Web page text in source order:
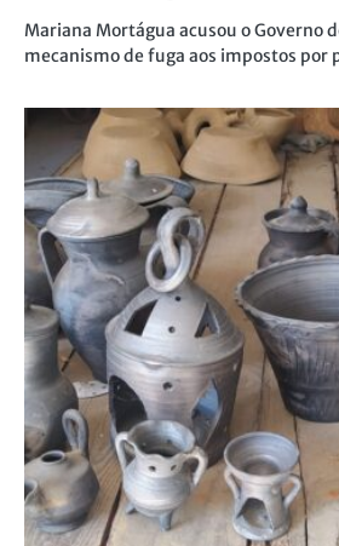
Mariana Mortágua acusou o Governo
mecanismo de fuga aos impostos por